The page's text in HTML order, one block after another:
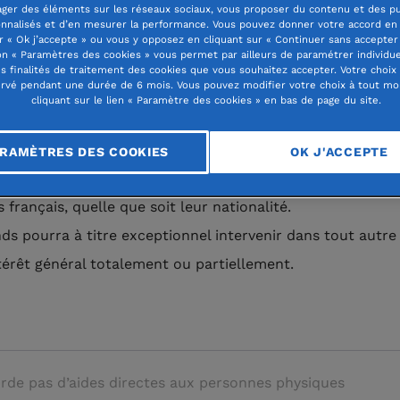
Larue-Delaunay a pour vocation de soutenir, par
de bourses, les meilleurs projets de jeunes
Ces chercheurs et post-doctorants devront
au sein de laboratoires ou instituts de
français, quelle que soit leur nationalité.
pourra à titre exceptionnel intervenir dans tout autre
général totalement ou partiellement.
pas d’aides directes aux personnes physiques
des éléments sur les réseaux sociaux, vous proposer du contenu et des
et d’en mesurer la performance. Vous pouvez donner votre accord
« Ok j’accepte » ou vous y opposez en cliquant sur « Continuer sans accepter
« Paramètres des cookies » vous permet par ailleurs de paramétrer
finalités de traitement des cookies que vous souhaitez accepter. Votre choix
pendant une durée de 6 mois. Vous pouvez modifier votre choix à tout
cliquant sur le lien « Paramètre des cookies » en bas de page du site.
DES COOKIES OK J'ACCEPTE